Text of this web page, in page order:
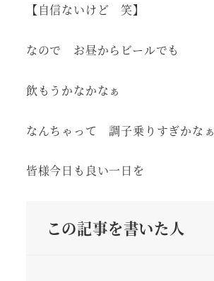
【自信ないけど 笑】
なので お昼からビールでも
飲もうかなかなぁ
なんちゃって 調子乗りすぎかなぁ
皆様今日も良い一日を
この記事を書いた人